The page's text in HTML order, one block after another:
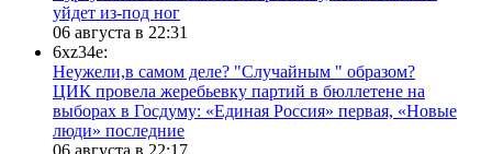
уйдет из-под ног
06 августа в 22:31
6xz34e:
Неужели,в самом деле? "Случайным " образом?
ЦИК провела жеребьевку партий в бюллетене на
выборах в Госдуму: «Единая Россия» первая, «Новые
люди» последние
06 августа в 22:17